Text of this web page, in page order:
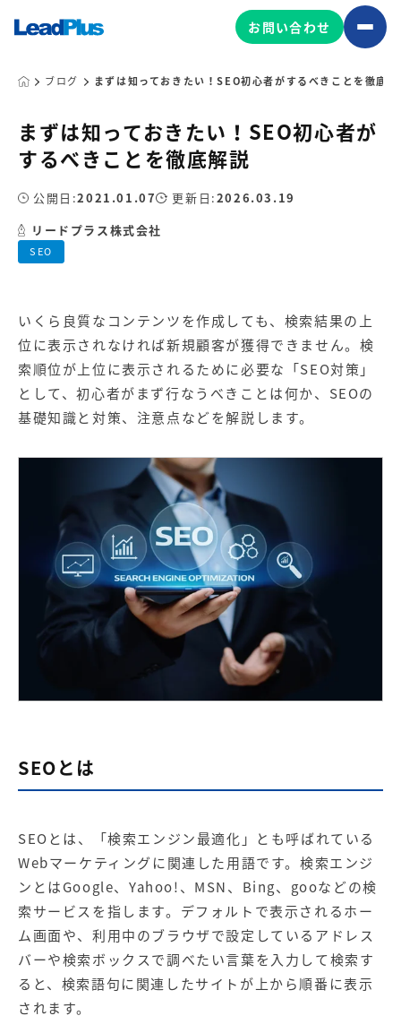
広告プロモーション
MA/CRM/SFA導入・運用
Web制作
マーケティングコンサルティング
Leadplus One
ボード
マーケティングサービスの製品
【店舗型ビジネス向け】エリ
ア
【金融機関向け】マーケティ
ング
【IT企業向け】マーケティン
ビス（LINE）
広告プロモーションの製品
【クリニック向け】新規集患
Web広告サービス
【歯科業界向け】新規集患
Web広告パッケージ
【塾・個別塾業界向け】新規
集客Web広告パッケージ
サイトアクセス増加パッケー
ジ
Web制作の製品
お問い合わせ
ブログ まずは知っておきたい！SEO初心者がするべきことを徹底
まずは知っておきたい！SEO初心者が
するべきことを徹底解説
SEO
公開日:2021.01.07 更新日:2026.03.19
リードプラス株式会社
いくら良質なコンテンツを作成しても、検索結果の上
位に表示されなければ新規顧客が獲得できません。検
索順位が上位に表示されるために必要な「SEO対策 」
として、初心者がまず行なうべきことは何か、SEOの
基礎知識と対策、注意点などを解説します。
SEOとは
SEOとは、「検索エンジン最適化」とも呼ばれている
Webマーケティングに関連した用語です。検索エンジ
ンとはGoogle、Yahoo!、MSN、Bing、gooなどの検
索サービスを指します。デフォルトで表示されるホー
ム画面や、利用中のブラウザで設定しているアドレス
バーや検索ボックスで調べたい言葉を入力して検索す
ると、検索語句に関連したサイトが上から順番に表示
されます。